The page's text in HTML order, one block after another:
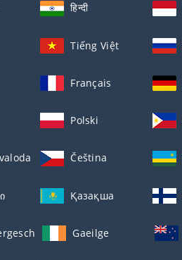
हिन्दी
Tiếng Việt
Français
Polski
Čeština
Қазақша
Gaeilge